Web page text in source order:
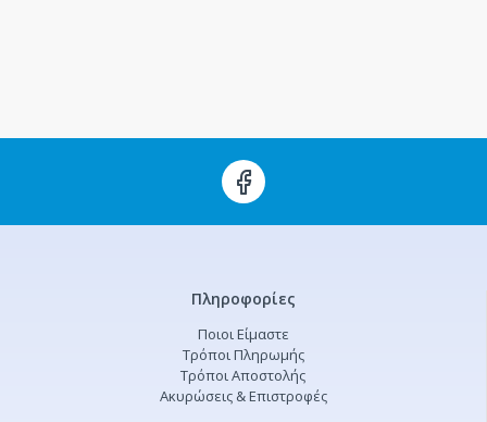
Πληροφορίες
Ποιοι Είμαστε
Τρόποι Πληρωμής
Τρόποι Αποστολής
Ακυρώσεις & Επιστροφές